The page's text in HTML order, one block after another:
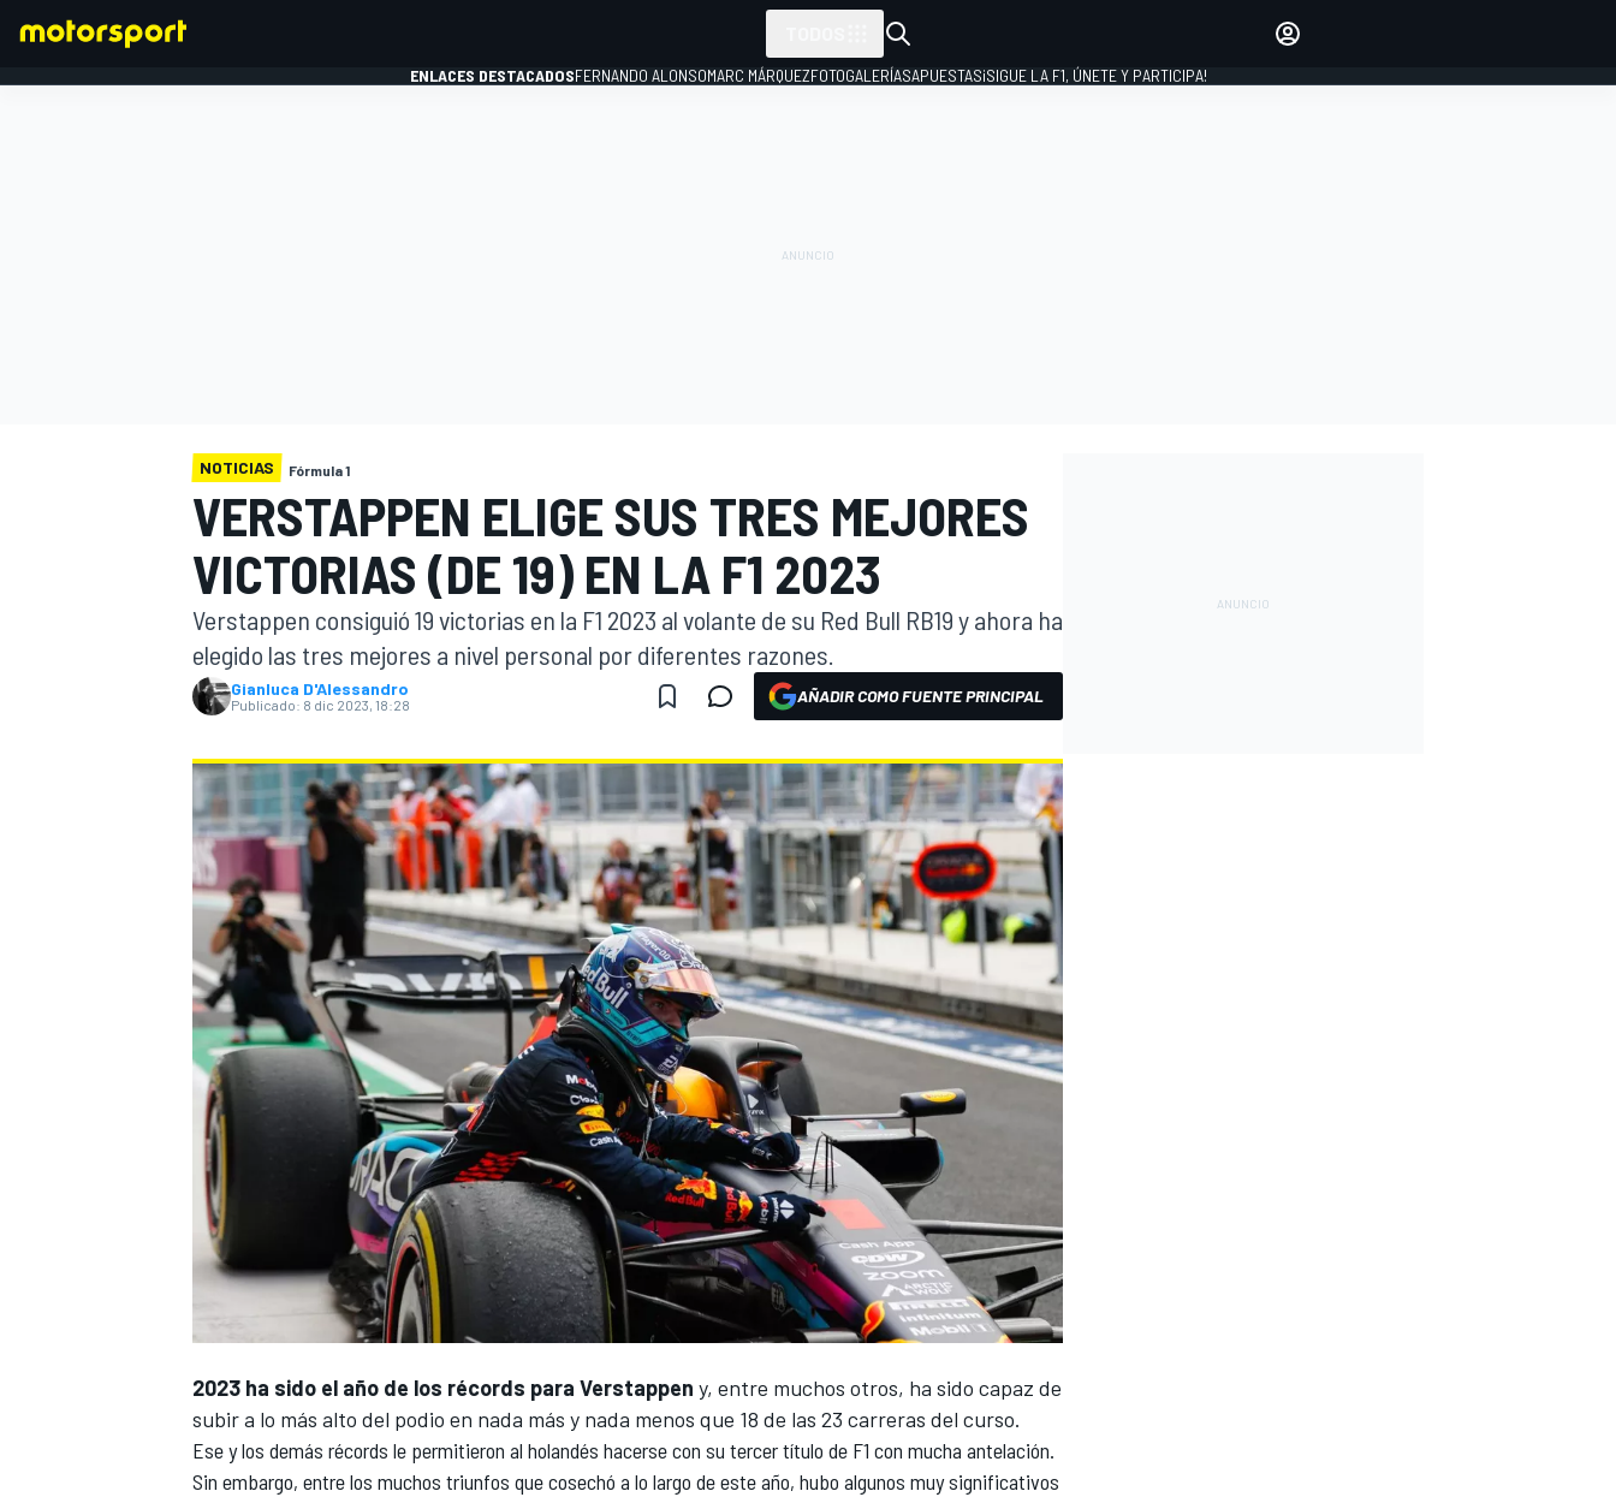
WEC FÓRMULA E
ENLACES DESTACADOSFERNANDO ALONSOMARC MÁRQUEZFOTOGALERÍASAPUESTAS¡SIGUE LA F1, ÚNETE Y PARTICIPA!
NOTICIAS Fórmula 1
VERSTAPPEN ELIGE SUS TRES MEJORES
VICTORIAS (DE 19) EN LA F1 2023
Verstappen consiguió 19 victorias en la F1 2023 al volante de su Red Bull RB19 y ahora ha
elegido las tres mejores a nivel personal por diferentes razones.
Gianluca D'Alessandro
Publicado: 8 dic 2023, 18:28 AÑADIR COMO FUENTE PRINCIPAL
2023 ha sido el año de los récords para Verstappen y, entre muchos otros, ha sido capaz de
subir a lo más alto del podio en nada más y nada menos que 18 de las 23 carreras del curso.
Ese y los demás récords le permitieron al holandés hacerse con su tercer título de F1 con mucha antelación.
Sin embargo, entre los muchos triunfos que cosechó a lo largo de este año, hubo algunos muy significativos